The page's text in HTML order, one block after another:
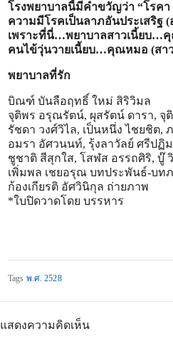
โรงพยาบาลนี้มีคำขวัญว่า “โรคา
ความมีโรคเป็นลาภอันประเสริฐ (
เพราะที่นี่…พยาบาลสาวเนียบ…คุ
คนไข้วุ่นวายเนี้ยบ…คุณหมอ (สา
พยาบาลที่รัก
บิณฑ์ บันลือฤทธิ์ ใหม่ สิริวิมล
จุติพร อรุณรัตน์, ผุสรัตน์ ดารา,
รัชดา วงศ์วิไล, เป็นหนึ่ง ไชยชิต,
อมรา อัศวนนท์, รุ้งลาวัลย์ ศรีปฏิ
ชูชาติ สีสุกใส, โสฬส อรรถศิริ, บู๊
เพิ่มพล เชยอรุณ บทประพันธ์-บท
ก้องเกียรติ อัศวินิกุล ถ่ายภาพ
*ใบปิดวาดโดย บรรหาร
Tags พ.ศ. 2528
แสดงความคิดเห็น